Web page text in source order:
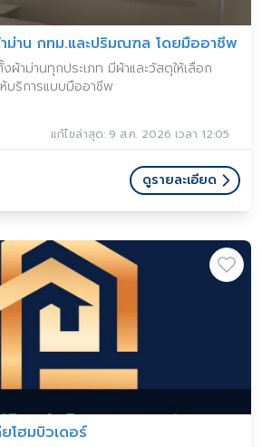
าน กทม.และปริมณฑล โดยมืออาชีพ
าม่านทุกประเภท มีผ้าและวัสดุให้เลือก
ห้บริการแบบมืออาชีพ
แก้ไขล่าสุด: 9 ส.ค. 2026 เวลา 12:05
ดูรายละเอียด
โฮมบิวเดอร์